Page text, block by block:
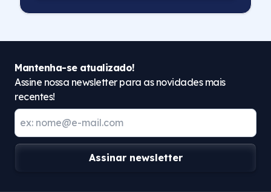
Mantenha-se atualizado!
Assine nossa newsletter para as novidades mais
recentes!
Assinar newsletter